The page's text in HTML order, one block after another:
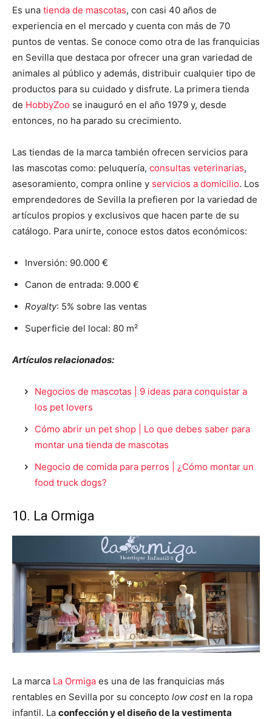
Es una tienda de mascotas, con casi 40 años de
experiencia en el mercado y cuenta con más de 70
puntos de ventas. Se conoce como otra de las franquicias
en Sevilla que destaca por ofrecer una gran variedad de
animales al público y además, distribuir cualquier tipo de
productos para su cuidado y disfrute. La primera tienda
de HobbyZoo se inauguró en el año 1979 y, desde
entonces, no ha parado su crecimiento.
Las tiendas de la marca también ofrecen servicios para
las mascotas como: peluquería, consultas veterinarias,
asesoramiento, compra online y servicios a domicilio. Los
emprendedores de Sevilla la prefieren por la variedad de
artículos propios y exclusivos que hacen parte de su
catálogo. Para unirte, conoce estos datos económicos:
Inversión: 90.000 €
Canon de entrada: 9.000 €
Royalty: 5% sobre las ventas
Superficie del local: 80 m²
Artículos relacionados:
Negocios de mascotas | 9 ideas para conquistar a
los pet lovers
Cómo abrir un pet shop | Lo que debes saber para
montar una tienda de mascotas
Negocio de comida para perros | ¿Cómo montar un
food truck dogs?
10. La Ormiga
La marca La Ormiga es una de las franquicias más
rentables en Sevilla por su concepto low costen la ropa
infantil. La confección y el diseño de la vestimenta